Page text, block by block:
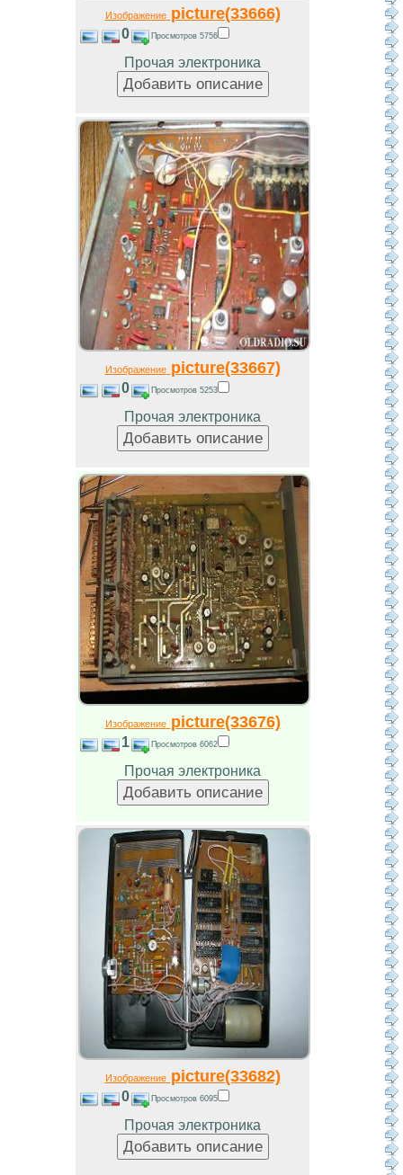
Изображениеpicture(33666)
0 Просмотров 5756
Прочая электроника
Изображениеpicture(33667)
0 Просмотров 5253
Прочая электроника
Изображениеpicture(33676)
1 Просмотров 6062
Прочая электроника
Изображениеpicture(33682)
0 Просмотров 6095
Прочая электроника